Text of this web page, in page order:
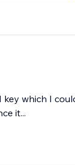
which I
it...